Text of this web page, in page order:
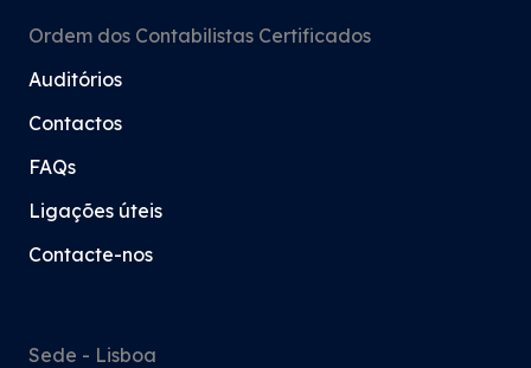
Ordem dos Contabilistas Certificados
Auditórios
Contactos
FAQs
Ligações úteis
Contacte-nos
Sede - Lisboa